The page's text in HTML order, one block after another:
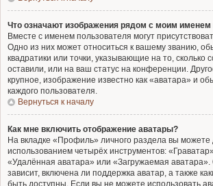
Что означают изображения рядом с моим именем
Вместе с именем пользователя могут
Одно из них может относиться к вашему званию,
квадратики или точки, указывающие на то, сколько
оставили, или на ваш статус на конференции.
крупное, изображение известно как «аватара» и
каждого пользователя.
Вернуться к началу
Как мне включить отображение аватары?
На вкладке «Профиль» личного раздела вы можете
использованием четырёх инструментов:
«Удалённая аватара» или «Загружаемая
зависит, включена ли поддержка аватар, а также
быть доступны. Если вы не можете использовать